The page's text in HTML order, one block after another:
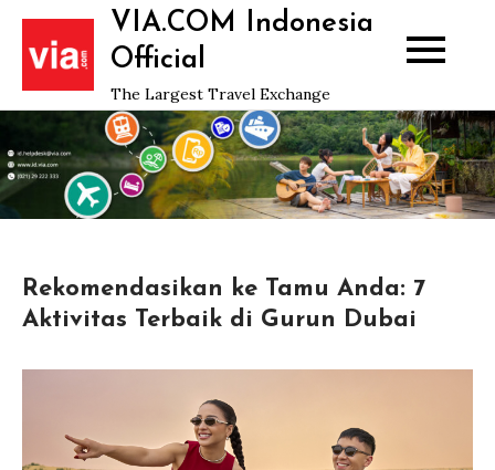
Skip
content
VIA.COM Indonesia
Official
The Largest Travel Exchange
Rekomendasikan ke Tamu Anda: 7
Aktivitas Terbaik di Gurun Dubai